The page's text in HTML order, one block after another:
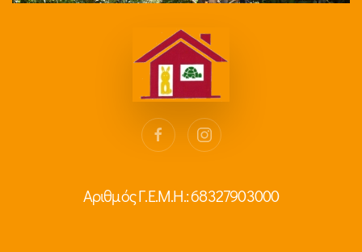
Αριθμός Γ.Ε.Μ.Η.: 68327903000